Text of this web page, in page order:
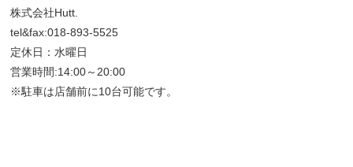
株式会社Hutt.
tel&fax:018-893-5525
定休日：水曜日
営業時間:14:00～20:00
※駐車は店舗前に10台可能です。